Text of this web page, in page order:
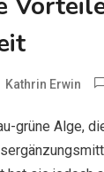
Kathrin Erwin
grüne Alge,